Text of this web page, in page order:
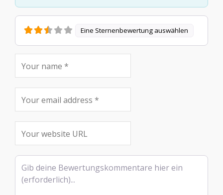
Eine Sternenbewertung auswählen
Rezensionstext